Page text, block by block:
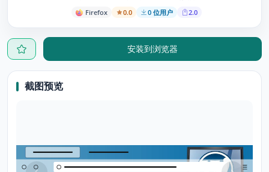
制作角色。您可以在这里查看我的一些 WordPress 网站
http://themesindesign.com
Firefox 0.0 0 位用户 2.0
安装到浏览器
截图预览